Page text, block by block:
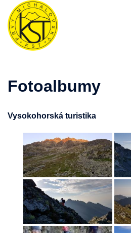
Preskočiť
obsah
Fotoalbumy
Vysokohorská turistika